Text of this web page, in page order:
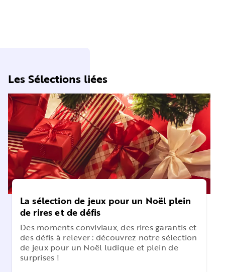
Les Sélections liées
La sélection de jeux pour un Noël plein
de rires et de défis
Des moments conviviaux, des rires garantis et
des défis à relever : découvrez notre sélection
de jeux pour un Noël ludique et plein de
surprises !